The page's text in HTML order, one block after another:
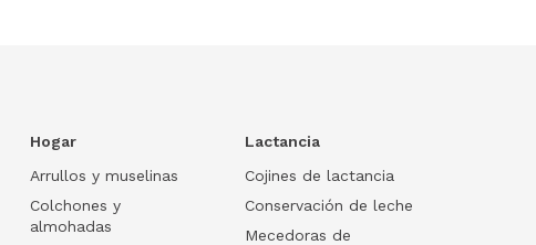
Hogar
Arrullos y muselinas
Colchones y
almohadas
Lactancia
Cojines de lactancia
Conservación de leche
Mecedoras de